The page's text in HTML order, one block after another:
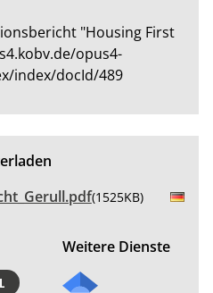
"Housing First
opus4-
index/docId/489
(1525KB)
Weitere Dienste